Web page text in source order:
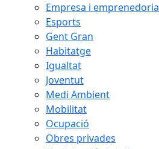
Empresa i emprenedoria
Esports
Gent Gran
Habitatge
Igualtat
Joventut
Medi Ambient
Mobilitat
Ocupació
Obres privades